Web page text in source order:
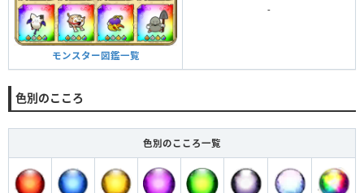
モンスター図鑑一覧
-
色別のこころ
色別のこころ一覧